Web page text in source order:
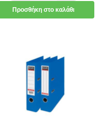
Προσθήκη στο καλάθι